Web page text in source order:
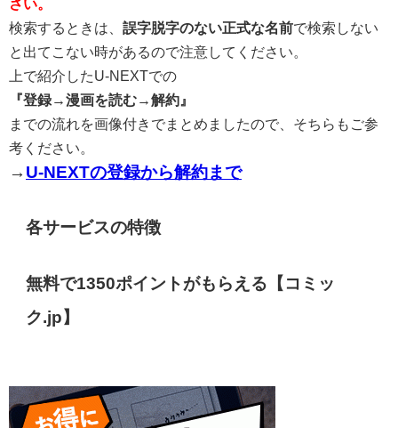
さい。
検索するときは、 誤字脱字のない正式な名前で検索しない
と出てこない時があるので注意してください。
上で紹介したU-NEXTでの
『登録→漫画を読む→解約』
までの流れを画像付きでまとめましたので、そちらもご参
考ください。
→ U-NEXTの登録から解約まで
各サービスの特徴
無料で1350ポイントがもらえる【コミッ
ク.jp】